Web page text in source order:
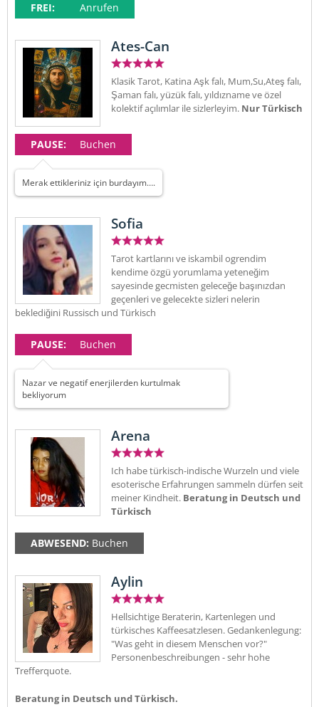
FREI: Anrufen
Ates-Can
Klasik Tarot, Katina Aşk falı, Mum,Su,Ateş falı,
Şaman falı, yüzük falı, yıldızname ve özel
kolektif açılımlar ile sizlerleyim. Nur Türkisch
PAUSE: Buchen
Merak ettikleriniz için burdayım….
Sofia
Tarot kartlarını ve iskambil ogrendim
kendime özgü yorumlama yeteneğim
sayesinde gecmisten geleceğe başınızdan
geçenleri ve gelecekte sizleri nelerin
beklediğini Russisch und Türkisch
PAUSE: Buchen
Nazar ve negatif enerjilerden kurtulmak
bekliyorum
Arena
Ich habe türkisch-indische Wurzeln und viele
esoterische Erfahrungen sammeln dürfen seit
meiner Kindheit. Beratung in Deutsch und
Türkisch
ABWESEND: Buchen
Aylin
Hellsichtige Beraterin, Kartenlegen und
türkisches Kaffeesatzlesen. Gedankenlegung:
"Was geht in diesem Menschen vor?"
Personenbeschreibungen - sehr hohe
Trefferquote.
Beratung in Deutsch und Türkisch.